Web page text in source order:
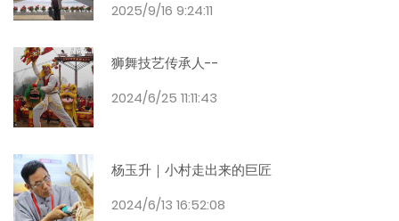
2025/9/16 9:24:11
狮舞技艺传承人--
2024/6/25 11:11:43
杨玉升｜小村走出来的巨匠
2024/6/13 16:52:08